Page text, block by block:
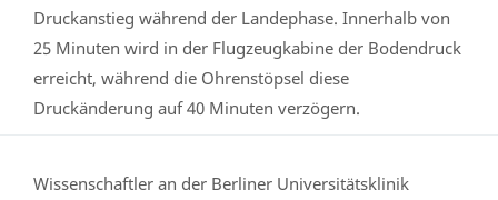
Druckanstieg während der Landephase. Innerhalb von
25 Minuten wird in der Flugzeugkabine der Bodendruck
erreicht, während die Ohrenstöpsel diese
Druckänderung auf 40 Minuten verzögern.
Wissenschaftler an der Berliner Universitätsklinik